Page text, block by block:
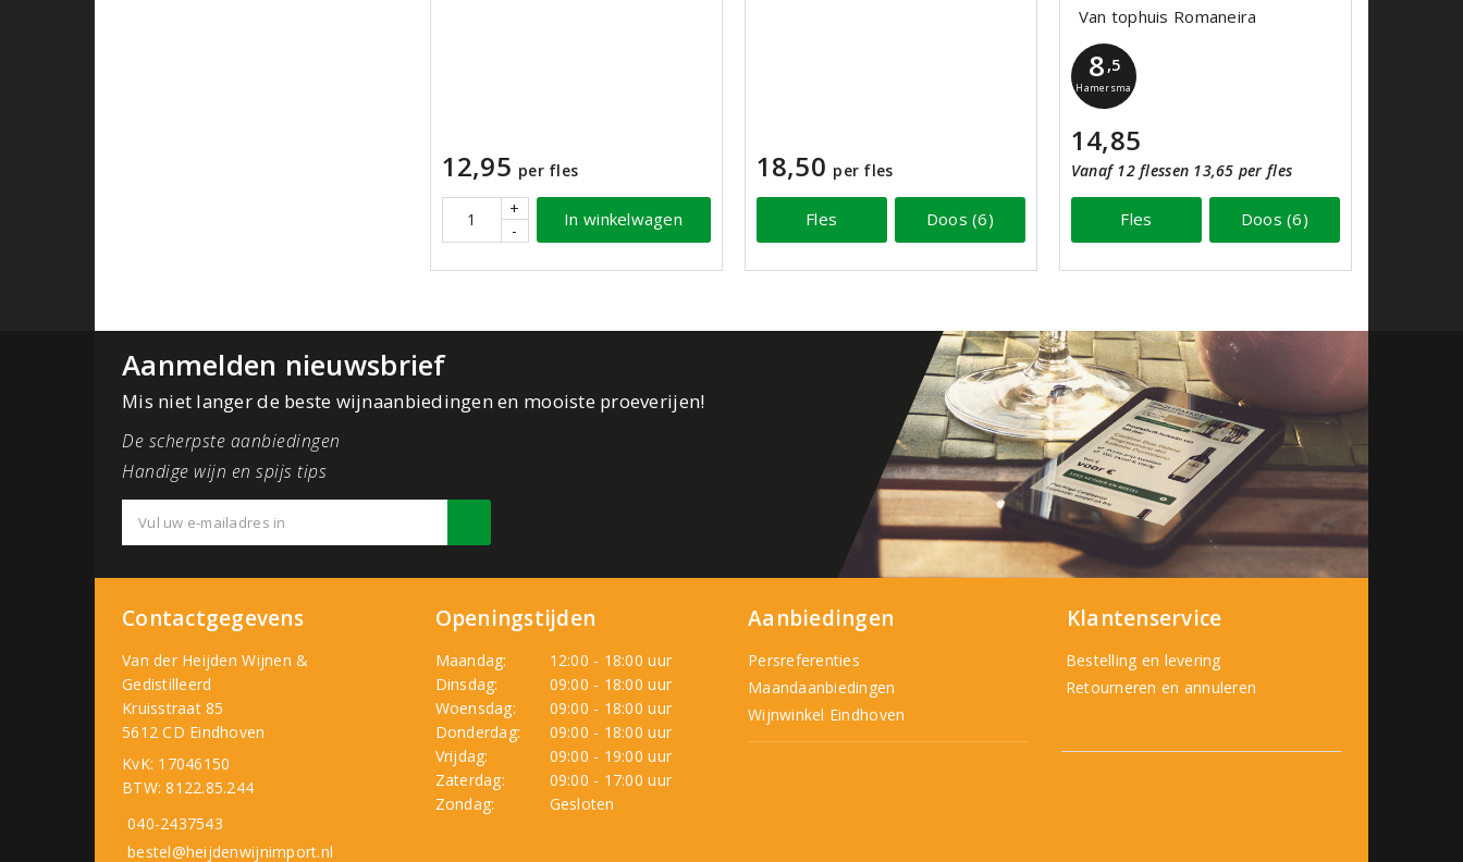
12,95 per fles
+
-
In winkelwagen
18,50 per fles
Fles Doos (6)
Van tophuis Romaneira
8 ,5
Hamersma
14,85
Vanaf 12 flessen 13,65 per fles
Fles Doos (6)
Aanmelden nieuwsbrief
Mis niet langer de beste wijnaanbiedingen en mooiste proeverijen!
De scherpste aanbiedingen
Handige wijn en spijs tips
Contactgegevens
Van der Heijden Wijnen &
Gedistilleerd
Kruisstraat 85
5612 CD Eindhoven
KvK: 17046150
BTW: 8122.85.244
040-2437543
bestel@heijdenwijnimport.nl
Openingstijden
Maandag:
12:00 - 18:00 uur
Dinsdag:
09:00 - 18:00 uur
Woensdag:
09:00 - 18:00 uur
Donderdag:
09:00 - 18:00 uur
Vrijdag:
09:00 - 19:00 uur
Zaterdag:
09:00 - 17:00 uur
Zondag:
Gesloten
Aanbiedingen
Persreferenties
Maandaanbiedingen
Wijnwinkel Eindhoven
Klantenservice
Bestelling en levering
Retourneren en annuleren